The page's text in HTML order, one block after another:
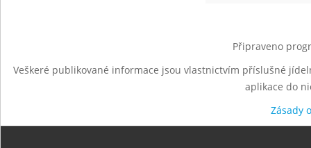
Připraveno
Veškeré publikované informace jsou vlastnictvím příslušné
aplikace do
Zásady